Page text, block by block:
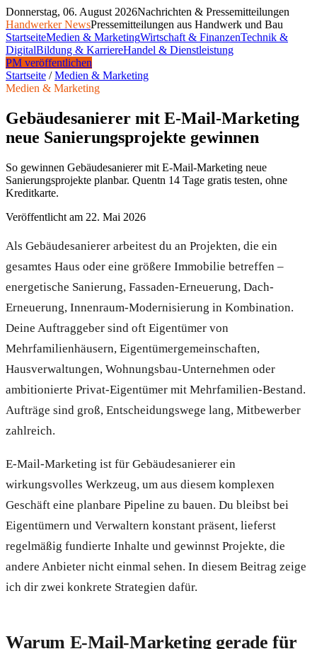
Donnerstag, 06. August 2026Nachrichten & Pressemitteilungen
Handwerker NewsPressemitteilungen aus Handwerk und Bau
StartseiteMedien & MarketingWirtschaft & FinanzenTechnik &
DigitalBildung & KarriereHandel & Dienstleistung
PM veröffentlichen
Startseite /Medien & Marketing
Medien & Marketing
Gebäudesanierer mit E-Mail-Marketing
neue Sanierungsprojekte gewinnen
So gewinnen Gebäudesanierer mit E-Mail-Marketing neue
Sanierungsprojekte planbar. Quentn 14 Tage gratis testen, ohne
Kreditkarte.
Veröffentlicht am 22. Mai 2026
Als Gebäudesanierer arbeitest du an Projekten, die ein
gesamtes Haus oder eine größere Immobilie betreffen –
energetische Sanierung, Fassaden-Erneuerung, Dach-
Erneuerung, Innenraum-Modernisierung in Kombination.
Deine Auftraggeber sind oft Eigentümer von
Mehrfamilienhäusern, Eigentümergemeinschaften,
Hausverwaltungen, Wohnungsbau-Unternehmen oder
ambitionierte Privat-Eigentümer mit Mehrfamilien-Bestand.
Aufträge sind groß, Entscheidungswege lang, Mitbewerber
zahlreich.
E-Mail-Marketing ist für Gebäudesanierer ein
wirkungsvolles Werkzeug, um aus diesem komplexen
Geschäft eine planbare Pipeline zu bauen. Du bleibst bei
Eigentümern und Verwaltern konstant präsent, lieferst
regelmäßig fundierte Inhalte und gewinnst Projekte, die
andere Anbieter nicht einmal sehen. In diesem Beitrag zeige
ich dir zwei konkrete Strategien dafür.
Warum E-Mail-Marketing gerade für